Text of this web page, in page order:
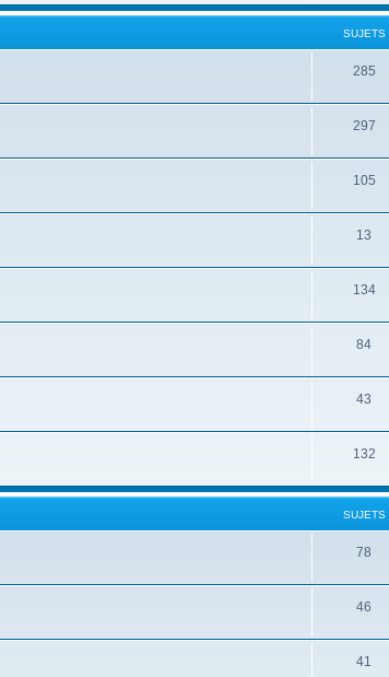
SUJETS
285
297
105
13
134
84
43
132
SUJETS
78
46
41